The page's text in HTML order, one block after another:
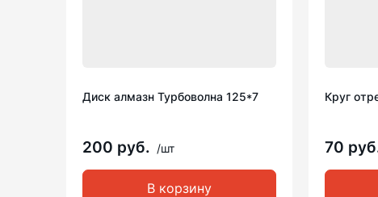
Диск алмазн Турбоволна 125*7
200 руб. /шт
В корзину
Круг
70